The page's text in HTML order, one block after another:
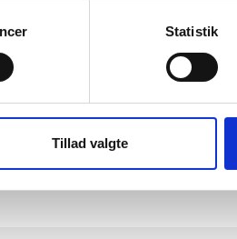
Statistik
Tillad valgte